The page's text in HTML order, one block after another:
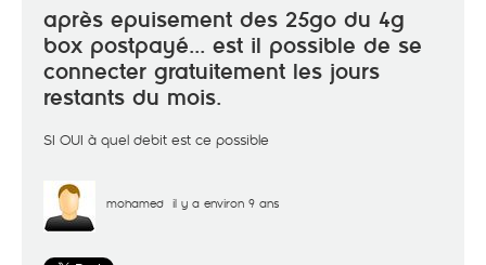
après epuisement des 25go du 4g
box postpayé... est il possible de se
connecter gratuitement les jours
restants du mois.
SI OUI à quel debit est ce possible
mohamed il y a environ 9 ans